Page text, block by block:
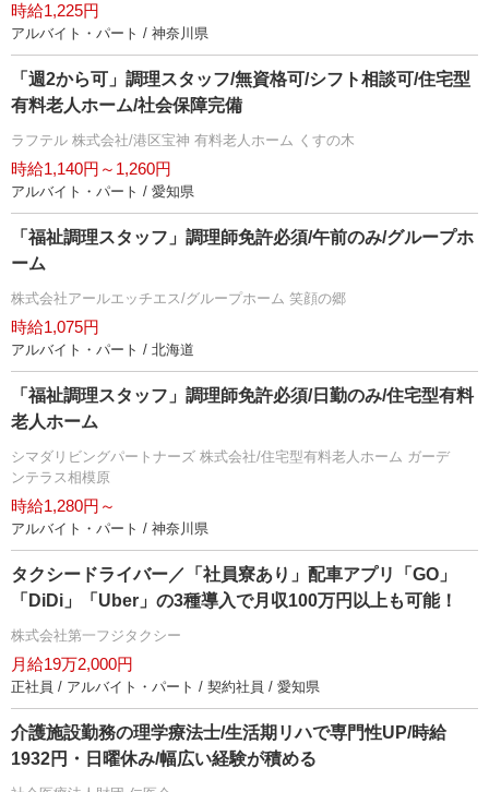
時給1,225円
アルバイト・パート / 神奈川県
「週2から可」調理スタッフ/無資格可/シフト相談可/住宅型
有料老人ホーム/社会保障完備
ラフテル 株式会社/港区宝神 有料老人ホーム くすの木
時給1,140円～1,260円
アルバイト・パート / 愛知県
「福祉調理スタッフ」調理師免許必須/午前のみ/グループホ
ーム
株式会社アールエッチエス/グループホーム 笑顔の郷
時給1,075円
アルバイト・パート / 北海道
「福祉調理スタッフ」調理師免許必須/日勤のみ/住宅型有料
老人ホーム
シマダリビングパートナーズ 株式会社/住宅型有料老人ホーム ガーデ
ンテラス相模原
時給1,280円～
アルバイト・パート / 神奈川県
タクシードライバー／「社員寮あり」配車アプリ「GO」
「DiDi」「Uber」の3種導入で月収100万円以上も可能！
株式会社第一フジタクシー
月給19万2,000円
正社員 / アルバイト・パート / 契約社員 / 愛知県
介護施設勤務の理学療法士/生活期リハで専門性UP/時給
1932円・日曜休み/幅広い経験が積める